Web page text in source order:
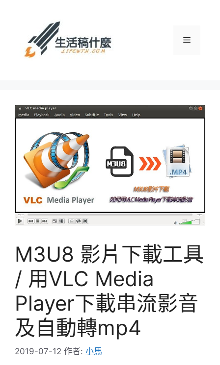
選
M3U8 影片下載工具
/ 用VLC Media
Player下載串流影音
及自動轉mp4
2019-07-12 作者: 小馬